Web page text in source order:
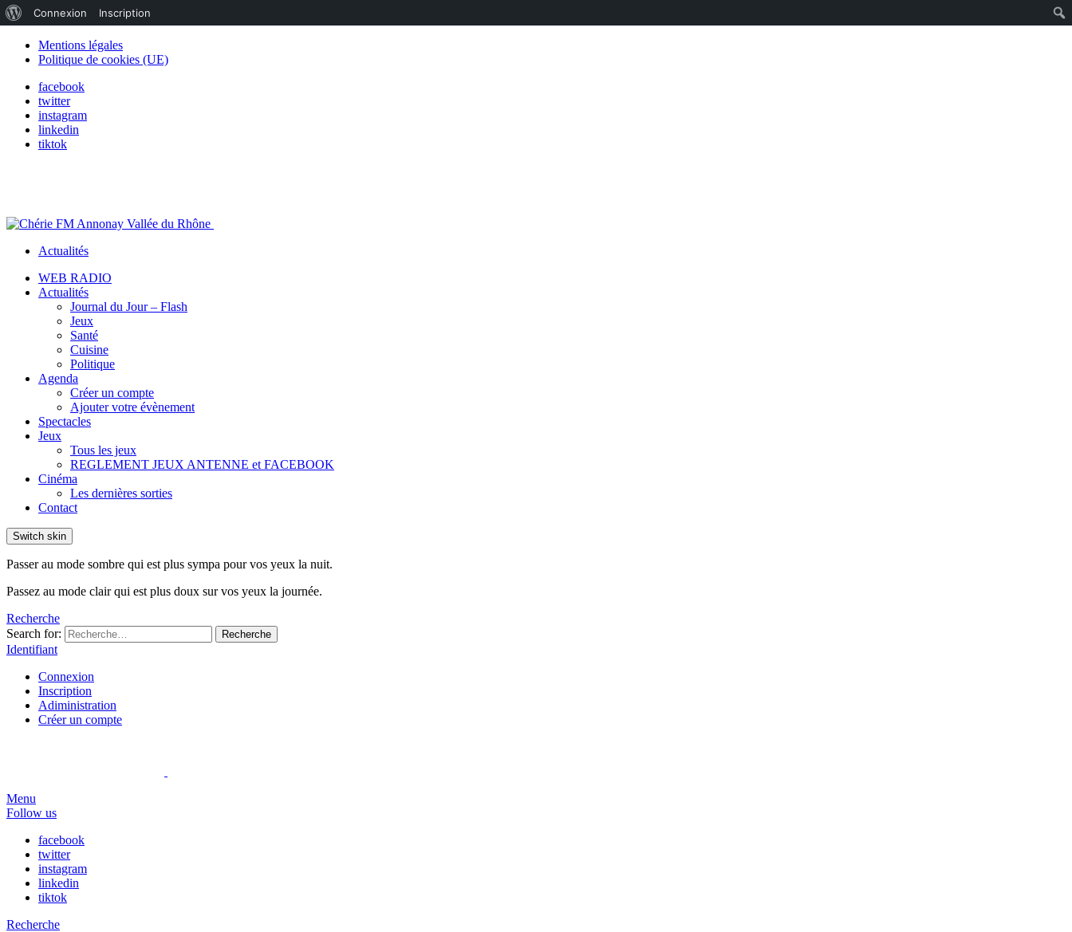
Mentions légales
Politique de cookies (UE)
facebook
twitter
instagram
linkedin
tiktok
Actualités
WEB RADIO
Actualités
Journal du Jour – Flash
Jeux
Santé
Cuisine
Politique
Agenda
Créer un compte
Ajouter votre évènement
Spectacles
Jeux
Tous les jeux
REGLEMENT JEUX ANTENNE et FACEBOOK
Cinéma
Les dernières sorties
Contact
Switch skin
Passer au mode sombre qui est plus sympa pour vos yeux la nuit.
Passez au mode clair qui est plus doux sur vos yeux la journée.
Recherche
Search for:
Recherche
Identifiant
Connexion
Inscription
Adiministration
Créer un compte
Menu
Follow us
facebook
twitter
instagram
linkedin
tiktok
Recherche
de
WordPress
Connexion Inscription